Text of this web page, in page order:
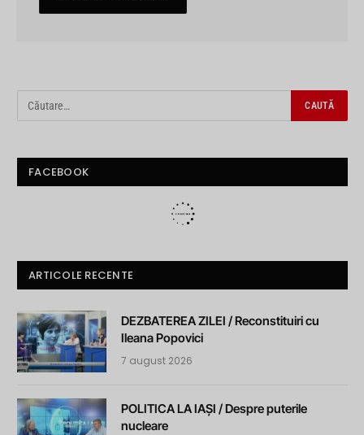
FACEBOOK
ARTICOLE RECENTE
DEZBATEREA ZILEI / Reconstituiri cu
Ileana Popovici
7 august 2026
POLITICA LA IAȘI / Despre puterile
nucleare